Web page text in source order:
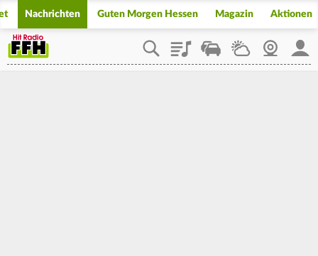
Nachrichten Guten Morgen Hessen Magazin Aktionen
PlaylistStaupilotWetterWebcam